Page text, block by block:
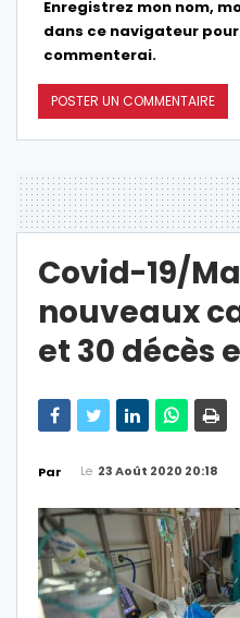
Enregistrez mon nom,
dans ce navigateur
commenterai.
Covid-19/
nouveaux
et 30 décès
Par Le 23 Août 2020 20:18